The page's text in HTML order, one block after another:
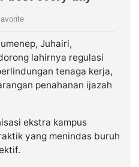
Juhairi,
lahirnya regulasi
tenaga kerja,
penahanan ijazah
ekstra kampus
yang menindas buruh